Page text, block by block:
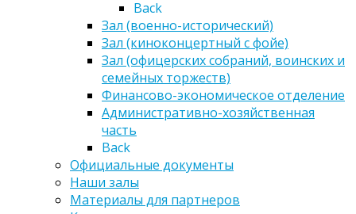
Back
Зал (военно-исторический)
Зал (киноконцертный с фойе)
Зал (офицерских собраний, воинских и
семейных торжеств)
Финансово-экономическое отделение
Административно-хозяйственная
часть
Back
Официальные документы
Наши залы
Материалы для партнеров